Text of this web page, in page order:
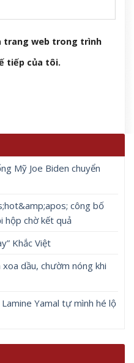
trang web trong trình
tiếp của tôi.
Mỹ Joe Biden chuyển
công bố
hộp chờ kết quả
Khắc Việt
dầu, chườm nóng khi
Yamal tự mình hé lộ